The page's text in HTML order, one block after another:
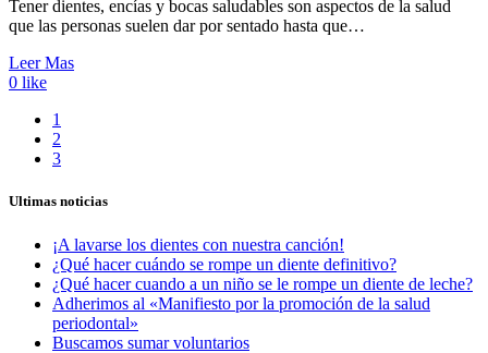
Tener dientes, encías y bocas saludables son aspectos de la salud
que las personas suelen dar por sentado hasta que…
Leer Mas
0 like
1
2
3
Ultimas noticias
¡A lavarse los dientes con nuestra canción!
¿Qué hacer cuándo se rompe un diente definitivo?
¿Qué hacer cuando a un niño se le rompe un diente de leche?
Adherimos al «Manifiesto por la promoción de la salud
periodontal»
Buscamos sumar voluntarios